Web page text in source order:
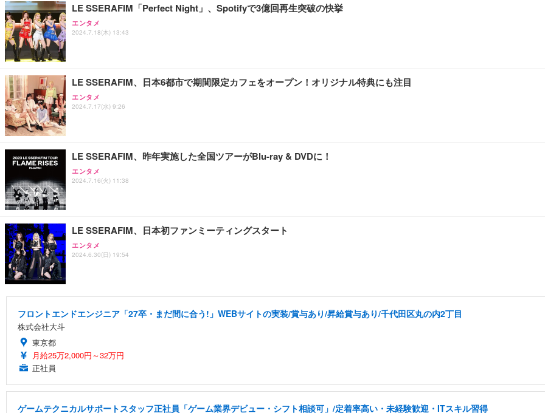
LE SSERAFIM「Perfect Night」、Spotifyで3億回再生突破の快挙
エンタメ
2024.7.18(木) 13:43
LE SSERAFIM、日本6都市で期間限定カフェをオープン！オリジナル特典にも注目
エンタメ
2024.7.17(水) 9:26
LE SSERAFIM、昨年実施した全国ツアーがBlu-ray & DVDに！
エンタメ
2024.7.16(火) 11:38
LE SSERAFIM、日本初ファンミーティングスタート
エンタメ
2024.6.30(日) 19:54
フロントエンドエンジニア「27卒・まだ間に合う!」WEBサイトの実装/賞与あり/昇給賞与あり/千代田区丸の内2丁目
株式会社大斗
東京都
月給25万2,000円～32万円
正社員
ゲームテクニカルサポートスタッフ正社員「ゲーム業界デビュー・シフト相談可」/定着率高い・未経験歓迎・ITスキル習得